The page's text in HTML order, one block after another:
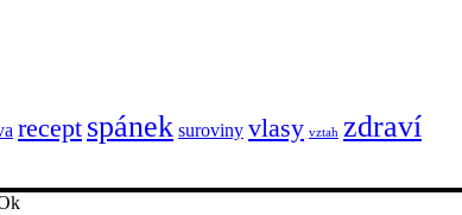
recept spánek suroviny vlasy vztah zdraví